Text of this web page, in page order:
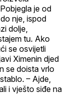
je od
nje, ispod
dolje,
tu. Ako
se osvijetli
Ximenin djed
se doista vrlo
– Ajde,
i vješto siđe na